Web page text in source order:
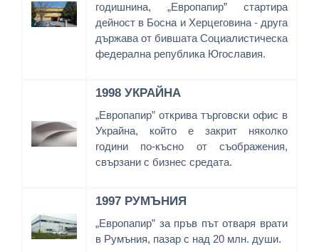
годишнина, „Европапир” стартира
дейност в Босна и Херцеговина - друга
държава от бившата Социалистическа
федерална република Югославия.
1998 УКРАЙНА
„Европапир” открива търговски офис в
Украйна, който е закрит няколко
години по-късно от съображения,
свързани с бизнес средата.
1997 РУМЪНИЯ
„Европапир” за пръв път отваря врати
в Румъния, пазар с над 20 млн. души.